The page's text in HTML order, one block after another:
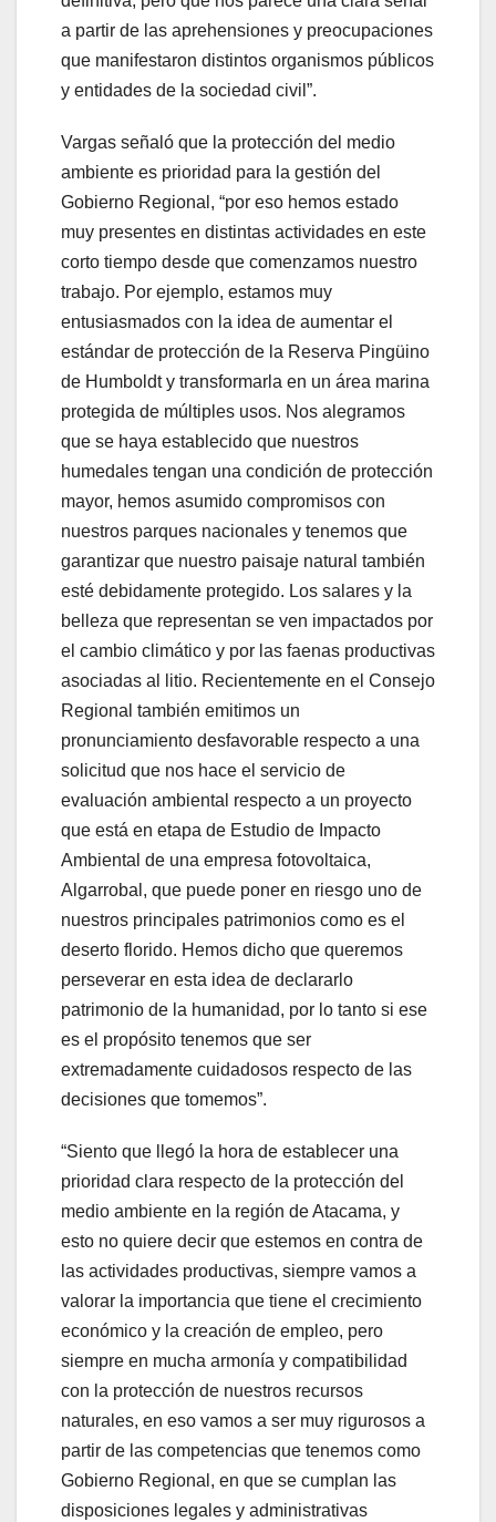
a partir de las aprehensiones y preocupaciones
que manifestaron distintos organismos públicos
y entidades de la sociedad civil”.
Vargas señaló que la protección del medio
ambiente es prioridad para la gestión del
Gobierno Regional, “por eso hemos estado
muy presentes en distintas actividades en este
corto tiempo desde que comenzamos nuestro
trabajo. Por ejemplo, estamos muy
entusiasmados con la idea de aumentar el
estándar de protección de la Reserva Pingüino
de Humboldt y transformarla en un área marina
protegida de múltiples usos. Nos alegramos
que se haya establecido que nuestros
humedales tengan una condición de protección
mayor, hemos asumido compromisos con
nuestros parques nacionales y tenemos que
garantizar que nuestro paisaje natural también
esté debidamente protegido. Los salares y la
belleza que representan se ven impactados por
el cambio climático y por las faenas productivas
asociadas al litio. Recientemente en el Consejo
Regional también emitimos un
pronunciamiento desfavorable respecto a una
solicitud que nos hace el servicio de
evaluación ambiental respecto a un proyecto
que está en etapa de Estudio de Impacto
Ambiental de una empresa fotovoltaica,
Algarrobal, que puede poner en riesgo uno de
nuestros principales patrimonios como es el
deserto florido. Hemos dicho que queremos
perseverar en esta idea de declararlo
patrimonio de la humanidad, por lo tanto si ese
es el propósito tenemos que ser
extremadamente cuidadosos respecto de las
decisiones que tomemos”.
“Siento que llegó la hora de establecer una
prioridad clara respecto de la protección del
medio ambiente en la región de Atacama, y
esto no quiere decir que estemos en contra de
las actividades productivas, siempre vamos a
valorar la importancia que tiene el crecimiento
económico y la creación de empleo, pero
siempre en mucha armonía y compatibilidad
con la protección de nuestros recursos
naturales, en eso vamos a ser muy rigurosos a
partir de las competencias que tenemos como
Gobierno Regional, en que se cumplan las
disposiciones legales y administrativas